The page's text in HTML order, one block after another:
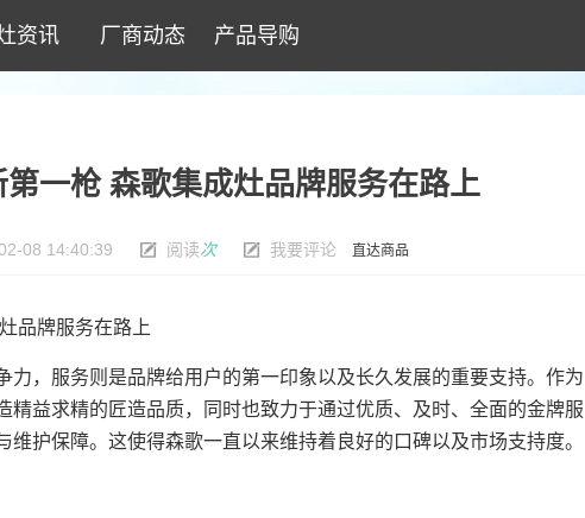
资讯 厂商动态 产品导购
一枪 森歌集成灶品牌服务在路上
08 14:40:39 阅读次 我要评论 直达商品
品牌服务在路上
，服务则是品牌给用户的第一印象以及长久发展的重要支持。作为
精益求精的匠造品质，同时也致力于通过优质、及时、全面的金牌服
护保障。这使得森歌一直以来维持着良好的口碑以及市场支持度。